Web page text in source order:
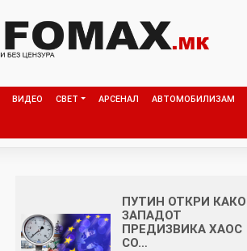
ВИДЕО СВЕТ АРСЕНАЛ АВТОМОБИЛИЗАМ
ПУТИН ОТКРИ КАКО
ЗАПАДОТ
ПРЕДИЗВИКА ХАОС
СО…